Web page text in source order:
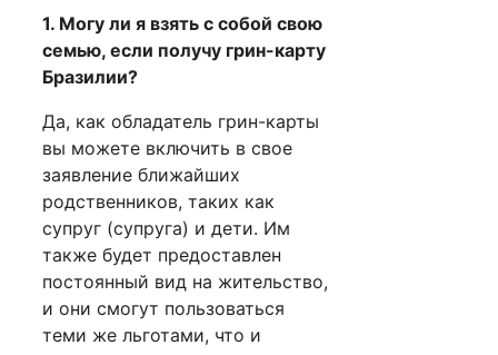
1. Могу ли я взять с собой свою
семью, если получу грин-карту
Бразилии?
Да, как обладатель грин-карты
вы можете включить в свое
заявление ближайших
родственников, таких как
супруг (супруга) и дети. Им
также будет предоставлен
постоянный вид на жительство,
и они смогут пользоваться
теми же льготами, что и